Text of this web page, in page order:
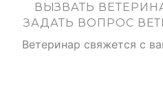
ВЫЗВАТЬ
ЗАДАТЬ ВОПРОС
Ветеринар свяжется с